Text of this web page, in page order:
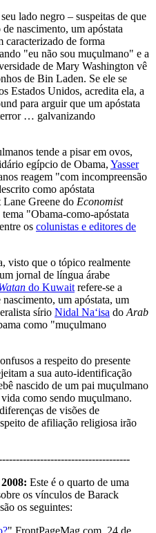
lado negro – suspeitas de que
nascimento, um apóstata
caracterizado de forma
"eu não sou muçulmano" e a
de Mary Washington vê
de Bin Laden. Se ele se
Estados Unidos, acredita ela, a
para arguir que um apóstata
… galvanizando
tende a pisar em ovos,
egípcio de Obama, Yasser
reagem "com incompreensão
como apóstata
Greene do Economist
"Obama-como-apóstata
os colunistas e editores de
visto que o tópico realmente
jornal de língua árabe
do Kuwait refere-se a
um apóstata, um
sírio Nidal Na‘isa do Arab
como "muçulmano
a respeito do presente
a sua auto-identificação
nascido de um pai muçulmano
como sendo muçulmano.
de visões de
de afiliação religiosa irão
Este é o quarto de uma
os vínculos de Barack
os seguintes:
" FrontPageMag.com, 24 de